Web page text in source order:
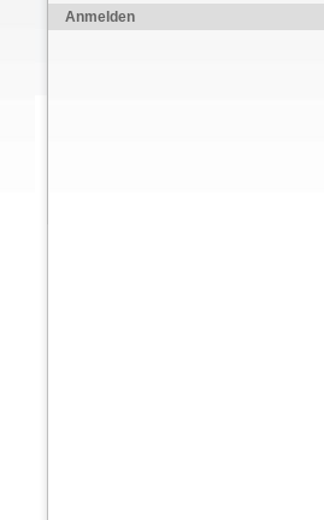
Anmelden